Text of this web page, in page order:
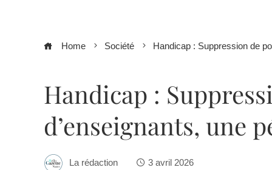
Home Société Handicap : Suppression de
Handicap :
d’enseignants, une
La rédaction 3 avril 2026